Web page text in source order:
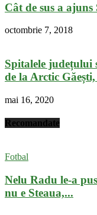
Cât de sus a ajuns
octombrie 7, 2018
Spitalele
de la Arctic
mai 16, 2020
Recomandate
Fotbal
Nelu Radu le-a
nu e Steaua,...